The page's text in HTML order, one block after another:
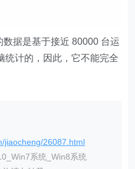
据是基于接近 80000 台运
统计的，因此，它不能完全
jiaocheng/26087.html
系统_Win8系统